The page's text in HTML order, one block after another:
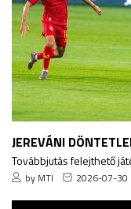
JEREVÁNI
Továbbjutás felejthető
by MTI 2026-07-30